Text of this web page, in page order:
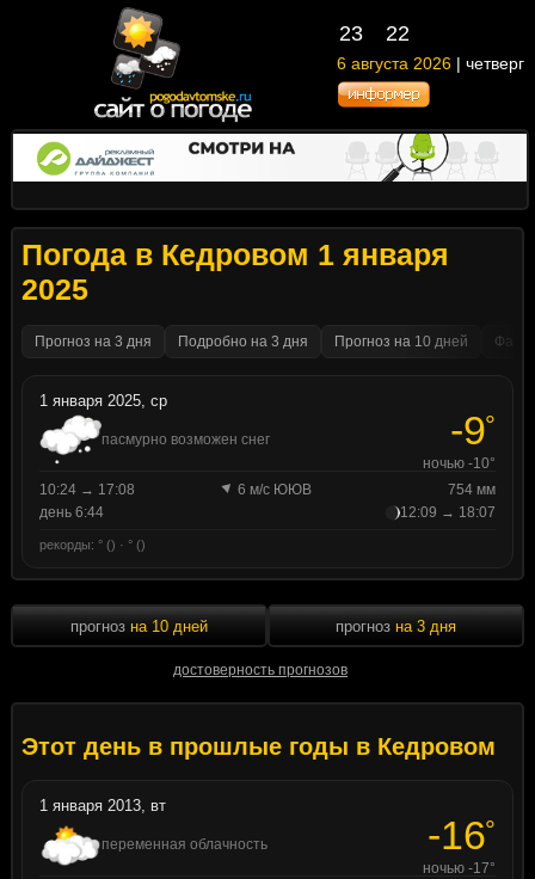
23 22
6 августа 2026 | четверг
Погода в Кедровом 1 января
2025
Прогноз на 3 дня Подробно на 3 дня Прогноз на 10 дней
1 января 2025, ср
пасмурно возможен снег -9°
ночью -10°
10:24 → 17:08
6 м/с ЮЮВ
754 мм
день 6:44
12:09 → 18:07
рекорды: ° () · ° ()
прогноз на 10 дней
достоверность прогнозов
прогноз на 3 дня
Этот день в прошлые годы в Кедровом
1 января 2013, вт
переменная облачность -16°
ночью -17°